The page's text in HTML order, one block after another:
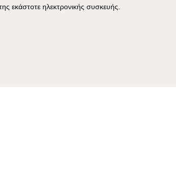
εκάστοτε ηλεκτρονικής συσκευής.